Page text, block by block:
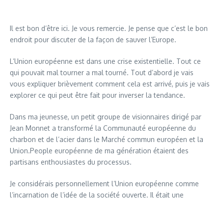
Il est bon d’être ici. Je vous remercie. Je pense que c’est le bon
endroit pour discuter de la façon de sauver l’Europe.
L’Union européenne est dans une crise existentielle. Tout ce
qui pouvait mal tourner a mal tourné. Tout d’abord je vais
vous expliquer brièvement comment cela est arrivé, puis je vais
explorer ce qui peut être fait pour inverser la tendance.
Dans ma jeunesse, un petit groupe de visionnaires dirigé par
Jean Monnet a transformé la Communauté européenne du
charbon et de l’acier dans le Marché commun européen et la
Union.People européenne de ma génération étaient des
partisans enthousiastes du processus.
Je considérais personnellement l’Union européenne comme
l’incarnation de l’idée de la société ouverte. Il était une